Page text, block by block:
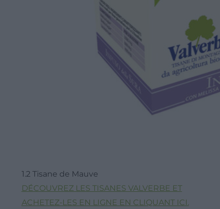
1.2 Tisane de Mauve
DÉCOUVREZ LES TISANES VALVERBE ET
ACHETEZ-LES EN LIGNE EN CLIQUANT ICI.